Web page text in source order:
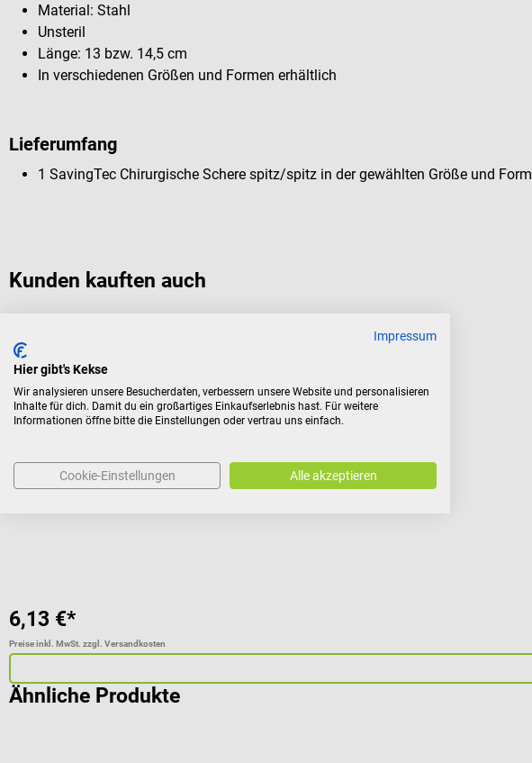
Material: Stahl
Unsteril
Länge: 13 bzw. 14,5 cm
In verschiedenen Größen und Formen erhältlich
Lieferumfang
1 SavingTec Chirurgische Schere spitz/spitz in der gewählten Größe und Form
Kunden kauften auch
SavingTek
Anatomische Pinzette
In verschiedenen Längen & Formen erhältlich
Form:Standard| Länge:13 cm
6,13 €*
Preise inkl. MwSt. zzgl. Versandkosten
Ähnliche Produkte
Impressum
Hier gibt's Kekse
Wir analysieren unsere Besucherdaten, verbessern unsere Website und personalisieren
Inhalte für dich. Damit du ein großartiges Einkaufserlebnis hast. Für weitere
Informationen öffne bitte die Einstellungen oder vertrau uns einfach.
Cookie-Einstellungen Alle akzeptieren